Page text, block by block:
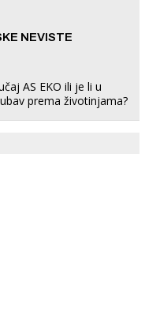
NEVISTE
AS EKO ili je li u
prema životinjama?